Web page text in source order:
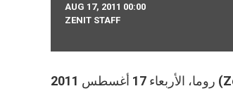
AUG 17, 2011 00:00
ZENIT STAFF
روما، الأربعاء 17 أغسطس 2011 (Zenit.org) – "أربعة أساقفة ألمان استقبلهم البابا لمدة تقارب الثلاث ساعات". هكذا